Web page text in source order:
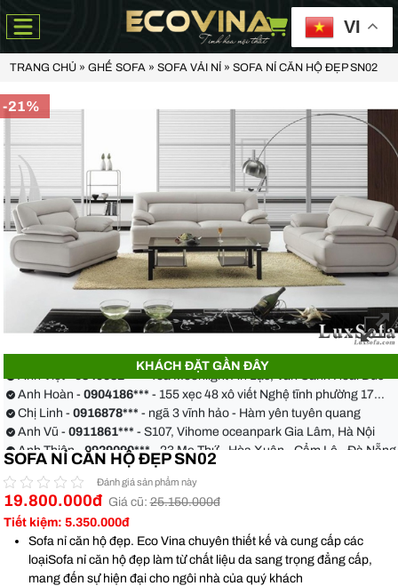
VI
TRANG CHỦ» GHẾ SOFA» SOFA VẢI NỈ » SOFA NỈ CĂN HỘ ĐẸP SN02
-21%
KHÁCH ĐẶT GẦN ĐÂY
Anh Thiện -0929090***- 23 Mẹ Thứ - Hòa Xuân - Cẩm Lệ - Đà Nẵng
0349582***- Toà Moonlight An Lạc, Vân Canh Hoài Đức
Anh Hoàn -
0904186***
- 155 xẹc 48 xô viết Nghệ tĩnh phường 17
quận Bình Thạnh
Chị Linh - 0916878***
- ngã 3 vĩnh hảo - Hàm yên tuyên quang
Anh Vũ -
0911861***
- S107, Vihome oceanpark Gia Lâm, Hà Nội
Anh Thiện -
0929090***
- 23 Mẹ Thứ - Hòa Xuân - Cẩm Lệ - Đà Nẵng
Chị Hoa -0988068*** - 56 Nguyễn Khang, Cầu Giấy
Anh Việt -0349582***- Toà Moonlight An Lạc, Vân Canh Hoài Đức
Anh Hoàn -0904186*** - 155 xẹc 48 xô viết Nghệ tĩnh phường 17
quận Bình Thạnh
Chị Linh - 0916878***
Anh Vũ - 0911861*** - S107, Vihome oceanpark Gia Lâm, Hà Nội
SOFA NỈ CĂN HỘ ĐẸP SN02
Đánh giá sản phẩm này
19.800.000đ Giá cũ:25.150.000đ
Tiết kiệm: 5.350.000đ
Sofa nỉ căn hộ đẹp. Eco Vina chuyên thiết kế và cung cấp các
loạiSofa nỉ căn hộ đẹp làm từ chất liệu da sang trọng đẳng cấp,
mang đến sự hiện đại cho ngôi nhà của quý khách